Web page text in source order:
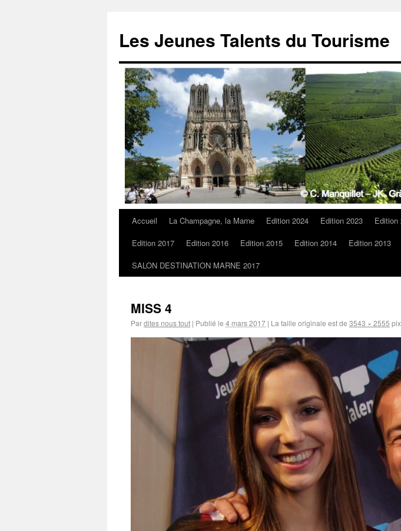
Les Jeunes Talents du Tourisme
Accueil La Champagne, la Marne Edition 2024 Edition 2023 Edition
Edition 2017
Edition 2016 Edition 2015 Edition 2014 Edition 2013
SALON DESTINATION MARNE 2017
MISS 4
Pardites nous tout | Publié le 4 mars 2017 | La taille originale est de 3543 × 2555